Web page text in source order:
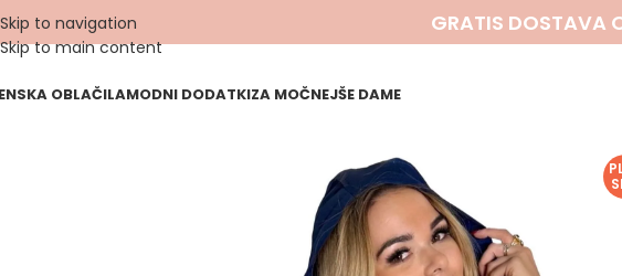
Skip to navigation
Skip to main content
GRATIS DOSTAVA
OBLAČILAMODNI DODATKIZA MOČNEJŠE DAME